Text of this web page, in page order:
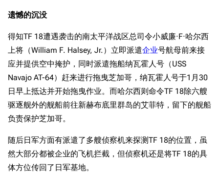
战列舰论坛
坛
Shipbucket像素战
舰
Dreadnoughtproject
战舰计划1900-
1950
美国海军历史手册
平贺让数字档案馆
Fold3
大英帝国战争博物
馆
未登录
未登录用户的IP地址会在进行任意编辑后公开展示。
清除缓存
链入页面
相关更改
固定链接
页面信息
遗憾的沉没
得知TF 18遭遇袭击的南太平洋战区总司令小威廉·F·哈尔西
上将（William F. Halsey, Jr.）立即派遣企业号航母前来接
应并提供空中掩护，同时派遣拖船纳瓦霍人号（USS
Navajo AT-64）赶来进行拖曳芝加哥，纳瓦霍人号于1月30
日早上抵达并开始拖曳作业。而哈尔西则命令TF 18除六艘
驱逐舰外的舰船前往新赫布底里群岛的艾菲特，留下的舰船
负责保护芝加哥。
随后日军方面有派遣了多艘侦察机来探测TF 18的位置，虽
然大部分都被企业的飞机拦截，但侦察机还是将TF 18的具
体方位传回了日军基地。
二战时期
太平洋战争前期
珊瑚海海战
悉尼遇袭
萨沃岛海战
伦内尔岛海战
遗憾的沉没
游戏相关
台词解析